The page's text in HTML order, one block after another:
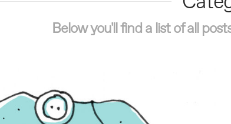
Below you'll find a list of all